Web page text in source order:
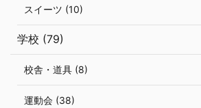
スイーツ (10)
学校 (79)
校舎・道具 (8)
運動会 (38)